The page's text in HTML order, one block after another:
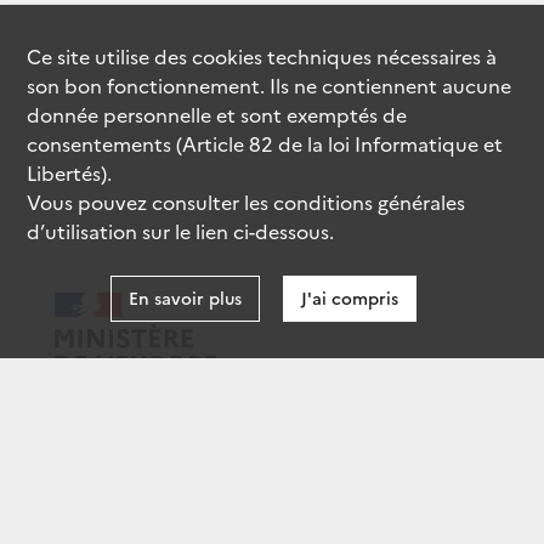
Ce site utilise descookiestechniques nécessaires à
son bon fonctionnement. Ils ne contiennent aucune
donnée personnelle et sont exemptés de
consentements (Article 82 de la loi Informatique et
Libertés).
Vous pouvez consulter les conditions générales
d’utilisation sur le lien ci-dessous.
En savoir plus J'ai compris